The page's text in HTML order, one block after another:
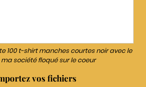
100 t-shirt manches courtes noir avec le
société floqué sur le coeur
vos fichiers